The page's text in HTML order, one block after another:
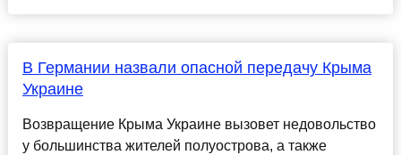
В Германии назвали опасной передачу Крыма
Украине
Возвращение Крыма Украине вызовет недовольство
у большинства жителей полуострова, а также